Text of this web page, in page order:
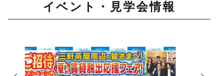
イベント・見学会情報